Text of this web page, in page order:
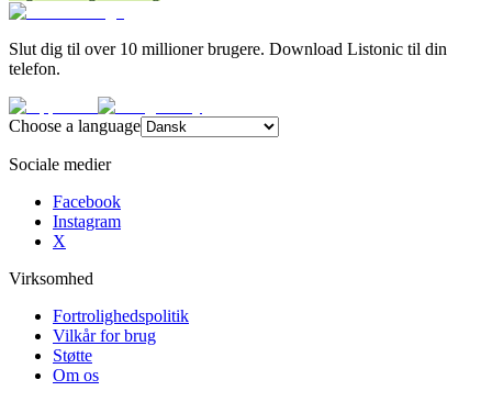
Slut dig til over 10 millioner brugere. Download Listonic til din
telefon.
Choose a language
Sociale medier
Facebook
Instagram
X
Virksomhed
Fortrolighedspolitik
Vilkår for brug
Støtte
Om os